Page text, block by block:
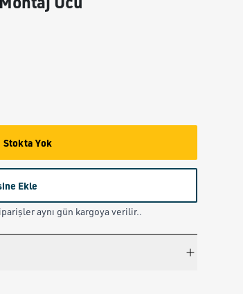
Stokta Yok
Ekle
aynı gün kargoya verilir..